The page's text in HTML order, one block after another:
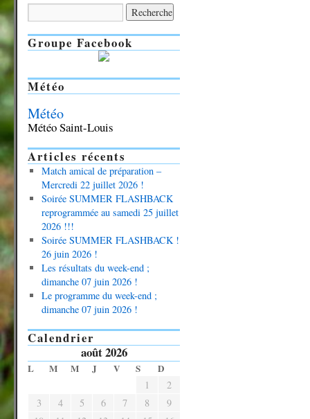
Groupe Facebook
Météo
Météo
Météo Saint-Louis
Articles récents
Match amical de préparation –
Mercredi 22 juillet 2026 !
Soirée SUMMER FLASHBACK
reprogrammée au samedi 25 juillet
2026 !!!
Soirée SUMMER FLASHBACK !
26 juin 2026 !
Les résultats du week-end ;
dimanche 07 juin 2026 !
Le programme du week-end ;
dimanche 07 juin 2026 !
Calendrier
août 2026
L M M J V S D
1
2
3
4 5 6 7 8
9